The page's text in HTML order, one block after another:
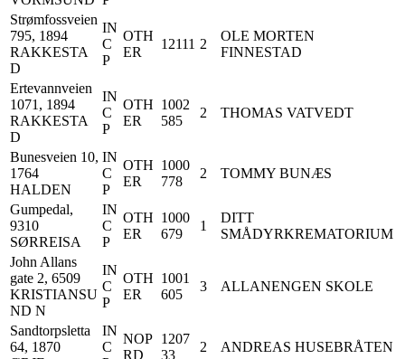
Strømfossveien
795, 1894
RAKKESTA
D
IN
C
P
OTH
ER
12111 2
OLE MORTEN
FINNESTAD
Ertevannveien
1071, 1894
RAKKESTA
D
IN
C
P
OTH
ER
1002
585
2 THOMAS VATVEDT
Bunesveien 10,
1764
HALDEN
IN
C
P
OTH
ER
1000
778
2 TOMMY BUNÆS
Gumpedal,
9310
SØRREISA
IN
C
P
OTH
ER
1000
679
1
DITT
SMÅDYRKREMATORIUM
John Allans
gate 2, 6509
KRISTIANSU
ND N
IN
C
P
OTH
ER
1001
605
3 ALLANENGEN SKOLE
Sandtorpsletta
64, 1870
IN
C
NOP
RD
1207
33
2 ANDREAS HUSEBRÅTEN